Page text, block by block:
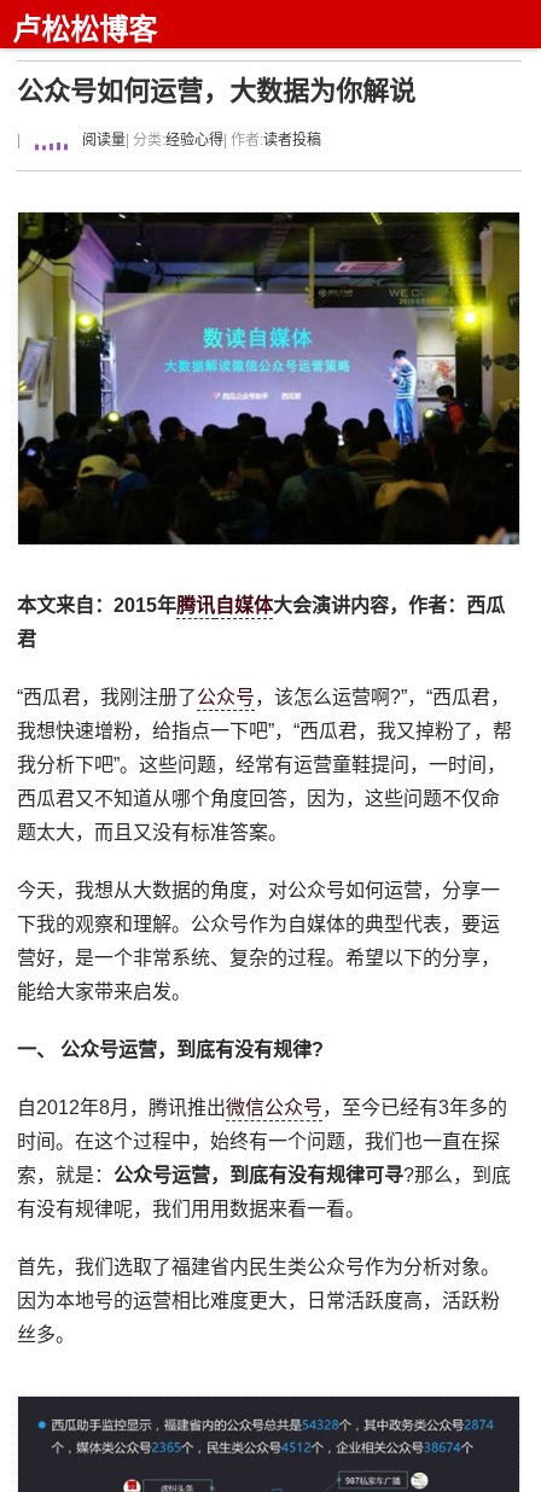
卢松松博客
公众号如何运营，大数据为你解说
阅读量 | 分类:经验心得 | 作者:读者投稿
本文来自：2015年腾讯自媒体大会演讲内容，作者：西瓜
君
“西瓜君，我刚注册了公众号，该怎么运营啊?”，“西瓜君，
我想快速增粉，给指点一下吧”，“西瓜君，我又掉粉了，帮
我分析下吧”。这些问题，经常有运营童鞋提问，一时间，
西瓜君又不知道从哪个角度回答，因为，这些问题不仅命
题太大，而且又没有标准答案。
今天，我想从大数据的角度，对公众号如何运营，分享一
下我的观察和理解。公众号作为自媒体的典型代表，要运
营好，是一个非常系统、复杂的过程。希望以下的分享，
能给大家带来启发。
一、 公众号运营，到底有没有规律?
自2012年8月，腾讯推出微信公众号，至今已经有3年多的
时间。在这个过程中，始终有一个问题，我们也一直在探
索，就是：公众号运营，到底有没有规律可寻?那么，到底
有没有规律呢，我们用用数据来看一看。
首先，我们选取了福建省内民生类公众号作为分析对象。
因为本地号的运营相比难度更大，日常活跃度高，活跃粉
丝多。